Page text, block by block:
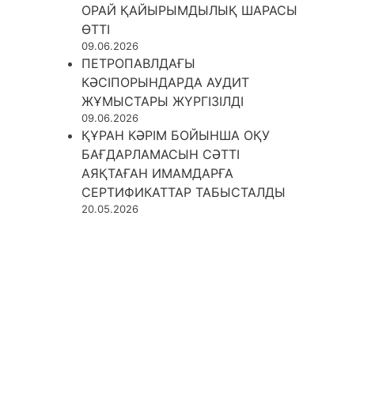
ОРАЙ ҚАЙЫРЫМДЫЛЫҚ ШАРАСЫ
ӨТТІ
09.06.2026
ПЕТРОПАВЛДАҒЫ
КӘСІПОРЫНДАРДА АУДИТ
ЖҰМЫСТАРЫ ЖҮРГІЗІЛДІ
09.06.2026
ҚҰРАН КӘРІМ БОЙЫНША ОҚУ
БАҒДАРЛАМАСЫН СӘТТІ
АЯҚТАҒАН ИМАМДАРҒА
СЕРТИФИКАТТАР ТАБЫСТАЛДЫ
20.05.2026